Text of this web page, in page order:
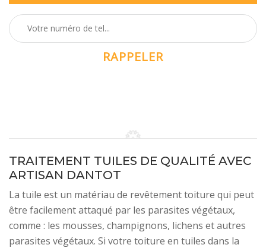
TRAITEMENT TUILES DE QUALITÉ AVEC
ARTISAN DANTOT
La tuile est un matériau de revêtement toiture qui peut
être facilement attaqué par les parasites végétaux,
comme : les mousses, champignons, lichens et autres
parasites végétaux. Si votre toiture en tuiles dans la